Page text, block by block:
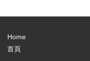
Home
首頁